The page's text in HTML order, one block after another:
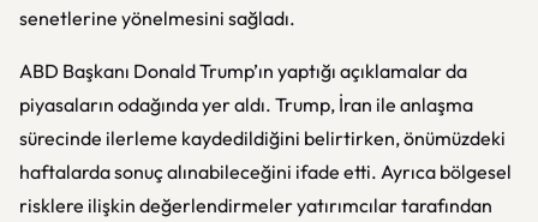
senetlerine yönelmesini sağladı.
ABD Başkanı Donald Trump’ın yaptığı açıklamalar da
piyasaların odağında yer aldı. Trump, İran ile anlaşma
sürecinde ilerleme kaydedildiğini belirtirken, önümüzdeki
haftalarda sonuç alınabileceğini ifade etti. Ayrıca bölgesel
risklere ilişkin değerlendirmeler yatırımcılar tarafından